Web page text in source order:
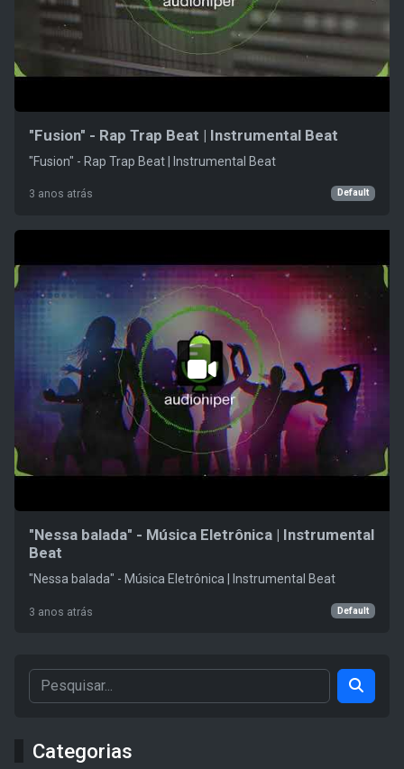
"Fusion" - Rap Trap Beat | Instrumental Beat
"Fusion" - Rap Trap Beat | Instrumental Beat
3 anos atrás Default
"Nessa balada" - Música Eletrônica | Instrumental
Beat
"Nessa balada" - Música Eletrônica | Instrumental Beat
3 anos atrás Default
Categorias